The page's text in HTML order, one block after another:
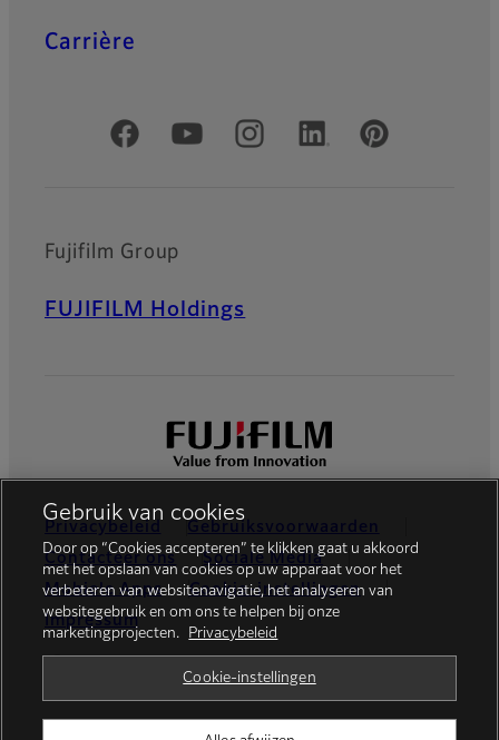
Carrière
Officiële sociale media
Fujifilm Group
FUJIFILM Holdings
Privacybeleid
Gebruiksvoorwaarden
Contacteer ons
Sociale Media
Mobiele Apps
Cookie-instellingen
Impressum
Gebruik van cookies
Door op “Cookies accepteren” te klikken gaat u akkoord
met het opslaan van cookies op uw apparaat voor het
verbeteren van websitenavigatie, het analyseren van
websitegebruik en om ons te helpen bij onze
marketingprojecten.
Privacybeleid
Cookie-instellingen